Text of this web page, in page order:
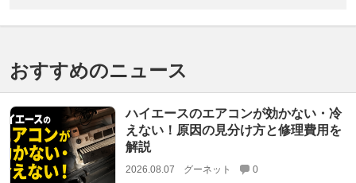
おすすめのニュース
ハイエースのエアコンが効かない・冷
えない！原因の見分け方と修理費用を
解説
2026.08.07 グーネット 0